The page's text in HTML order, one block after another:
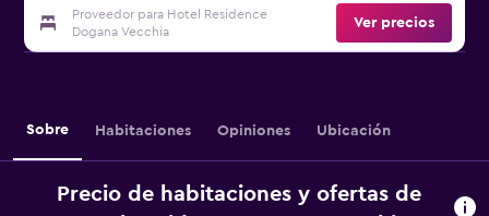
Proveedor para Hotel Residence
Dogana Vecchia
Ver precios
Sobre Habitaciones Opiniones Ubicación
Precio de habitaciones y ofertas de